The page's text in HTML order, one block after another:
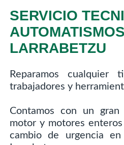
SERVICIO
LARRABETZU
Reparamos
trabajadores y
Contamos con un
motor y motores
cambio de urgencia